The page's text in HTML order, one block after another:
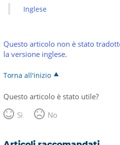
Inglese
Questo articolo non è stato
la versione inglese.
Torna all'inizio
Questo articolo è stato utile?
Sì
No